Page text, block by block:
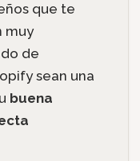
que te
muy
de
sean una
buena